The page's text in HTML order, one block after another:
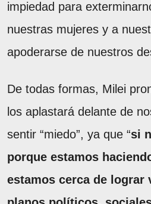
impiedad para
nuestras mujeres y a
apoderarse de nuestros
De todas formas, Milei
los aplastará delante de
sentir “miedo”, ya que “si
porque estamos
estamos cerca de lograr